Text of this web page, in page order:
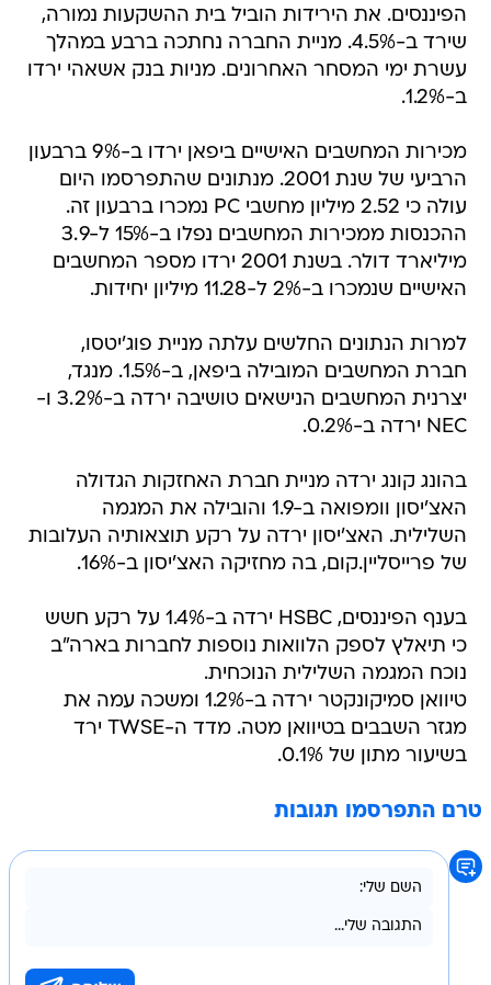
הפיננסים. את הירידות הוביל בית ההשקעות נמורה,
שירד ב-4.5%. מניית החברה נחתכה ברבע במהלך
עשרת ימי המסחר האחרונים. מניות בנק אשאהי ירדו
ב-1.2%.
מכירות המחשבים האישיים ביפאן ירדו ב-9% ברבעון
הרביעי של שנת 2001. מנתונים שהתפרסמו היום
עולה כי 2.52 מיליון מחשבי PC נמכרו ברבעון זה.
ההכנסות ממכירות המחשבים נפלו ב-15% ל-3.9
מיליארד דולר. בשנת 2001 ירדו מספר המחשבים
האישיים שנמכרו ב-2% ל-11.28 מיליון יחידות.
למרות הנתונים החלשים עלתה מניית פוג'יטסו,
חברת המחשבים המובילה ביפאן, ב-1.5%. מנגד,
יצרנית המחשבים הנישאים טושיבה ירדה ב-3.2% ו-
NEC ירדה ב-0.2%.
בהונג קונג ירדה מניית חברת האחזקות הגדולה
האצ'יסון וומפואה ב-1.9 והובילה את המגמה
השלילית. האצ'יסון ירדה על רקע תוצאותיה העלובות
של פרייסליין.קום, בה מחזיקה האצ'יסון ב-16%.
בענף הפיננסים, HSBC ירדה ב-1.4% על רקע חשש
כי תיאלץ לספק הלוואות נוספות לחברות בארה"ב
נוכח המגמה השלילית הנוכחית.
טיוואן סמיקונקטר ירדה ב-1.2% ומשכה עמה את
מגזר השבבים בטיוואן מטה. מדד ה-TWSE ירד
בשיעור מתון של 0.1%.
טרם התפרסמו תגובות